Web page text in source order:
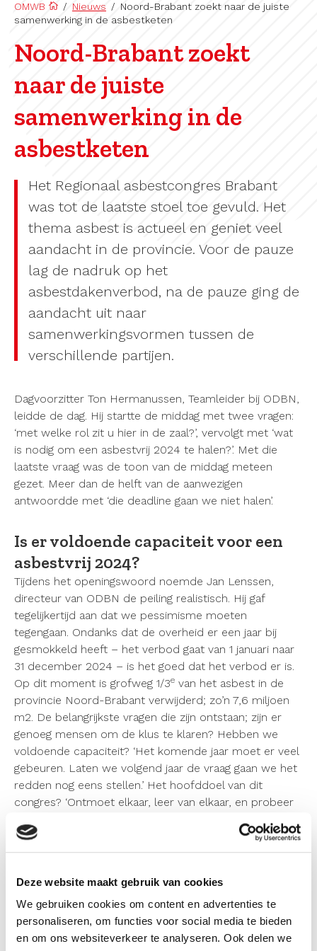
Deze website maakt gebruik van cookies
We gebruiken cookies om content en advertenties te
personaliseren, om functies voor social media te bieden
en om ons websiteverkeer te analyseren. Ook delen we
OMWB / Nieuws / Noord-Brabant zoekt naar de juiste
samenwerking in de asbestketen
Noord-Brabant zoekt
naar de juiste
samenwerking in de
asbestketen
Het Regionaal asbestcongres Brabant
was tot de laatste stoel toe gevuld. Het
thema asbest is actueel en geniet veel
aandacht in de provincie. Voor de pauze
lag de nadruk op het
asbestdakenverbod, na de pauze ging de
aandacht uit naar
samenwerkingsvormen tussen de
verschillende partijen.
Dagvoorzitter Ton Hermanussen, Teamleider bij ODBN,
leidde de dag. Hij startte de middag met twee vragen:
‘met welke rol zit u hier in de zaal?’, vervolgt met ‘wat
is nodig om een asbestvrij 2024 te halen?’. Met die
laatste vraag was de toon van de middag meteen
gezet. Meer dan de helft van de aanwezigen
antwoordde met ‘die deadline gaan we niet halen’.
Is er voldoende capaciteit voor een
asbestvrij 2024?
Tijdens het openingswoord noemde Jan Lenssen,
directeur van ODBN de peiling realistisch. Hij gaf
tegelijkertijd aan dat we pessimisme moeten
tegengaan. Ondanks dat de overheid er een jaar bij
gesmokkeld heeft – het verbod gaat van 1 januari naar
31 december 2024 – is het goed dat het verbod er is.
Op dit moment is grofweg 1/3e van het asbest in de
provincie Noord-Brabant verwijderd; zo’n 7,6 miljoen
m2. De belangrijkste vragen die zijn ontstaan; zijn er
genoeg mensen om de klus te klaren? Hebben we
voldoende capaciteit? ‘Het komende jaar moet er veel
gebeuren. Laten we volgend jaar de vraag gaan we het
redden nog eens stellen.’ Het hoofddoel van dit
congres? ‘Ontmoet elkaar, leer van elkaar, en probeer
we van pessimisme naar optimisme gaan.’
Het aanbod geleidelijk in de markt
brengen
Udo Waltman, directeur van SGS Search, is ook blij
met het asbestdakenverbod. ’Zonder een verbod